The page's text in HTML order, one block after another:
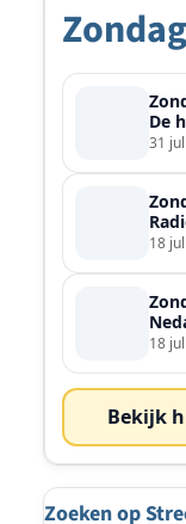
De
31
heel
18
18
Bekijk
Zoeken op